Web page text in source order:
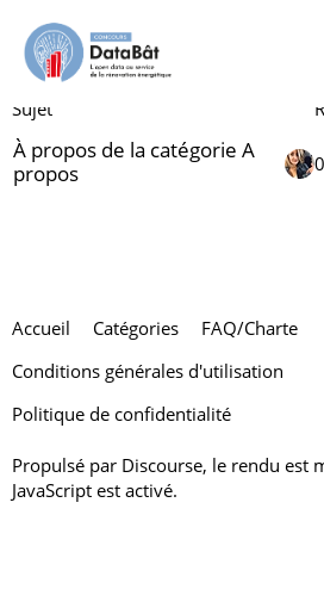
A propos
Sujet
À propos de la catégorie A
propos
0
Accueil Catégories
FAQ/Charte
Conditions générales d'utilisation
Politique de confidentialité
Propulsé par Discourse, le rendu est
JavaScript est activé.